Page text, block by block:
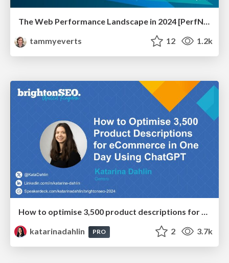
The Web Performance Landscape in 2024 [PerfNow 2024]
tammyeverts
12 1.2k
How to optimise 3,500 product descriptions for ecommerce in one day using ChatGPT
katarinadahlin
PRO 2 3.7k